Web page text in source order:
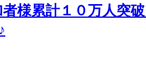
様累計１０万人突